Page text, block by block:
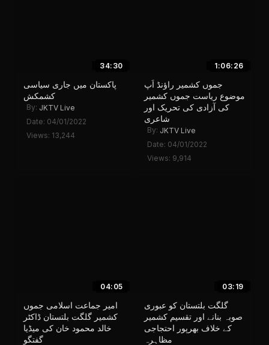
34:30
پاکستان میں جاری سیاسی
کشمکش
By: JKTV Live
Date: 04/01/2022
Views: 13,244
1:06:26
جموں کشمیر راؤنڈ اَپ
موضوع ریاست جموں کشمیر
کی آزادی کی تحریک اور
شاعری
By: JKTV Live
Date: 04/01/2022
Views: 9,914
04:05
امیر جماعت اسلامی جموں
کشمیر گلگت بلتستان ڈاکٹر
خالد محمود خان کی میڈیا
گفتگو
03:19
گلگت بلتستان کو عبوری
صوبہ بنانے اور تقسیم کشمیر
کے خلاف بھرپور احتجاجی
مظاہرہ